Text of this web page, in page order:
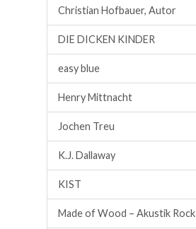
Christian Hofbauer, Autor
DIE DICKEN KINDER
easy blue
Henry Mittnacht
Jochen Treu
K.J. Dallaway
KIST
Made of Wood – Akustik Rock